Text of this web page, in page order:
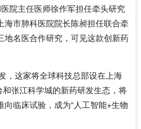
院主任医师徐作军担任牵头研究
海市肺科医院院长陈昶担任联合牵
地名医合作研究，可见这款创新药
，这家将全球科技总部设在上海
张江科学城的新药研发生态，将
临床试验，成为“人工智能+生物